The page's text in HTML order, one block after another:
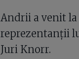
Andrii a venit la
reprezentanții
Juri Knorr.